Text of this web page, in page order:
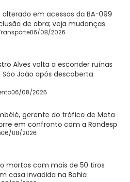
alterado em acessos da BA-099
de obra; veja mudanças
06/08/2026
Alves volta a esconder ruínas
João após descoberta
06/08/2026
gerente do tráfico de Mata
em confronto com a Rondesp
06/08/2026
mortos com mais de 50 tiros
casa invadida na Bahia